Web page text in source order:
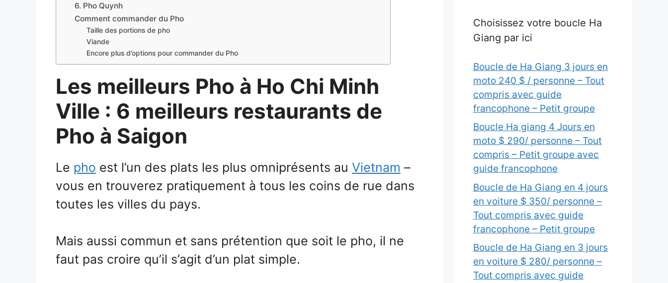
6. Pho Quynh
Comment commander du Pho
Taille des portions de pho
Viande
Encore plus d’options pour commander du Pho
Les meilleurs Pho à Ho Chi Minh
Ville : 6 meilleurs restaurants de
Pho à Saigon
Le pho est l’un des plats les plus omniprésents au Vietnam –
vous en trouverez pratiquement à tous les coins de rue dans
toutes les villes du pays.
Mais aussi commun et sans prétention que soit le pho, il ne
faut pas croire qu’il s’agit d’un plat simple.
Choisissez votre boucle Ha
Giang par ici
Boucle de Ha Giang 3 jours en
moto 240 $ / personne – Tout
compris avec guide
francophone – Petit groupe
Boucle Ha giang 4 Jours en
moto $ 290/ personne – Tout
compris – Petit groupe avec
guide francophone
Boucle de Ha Giang en 4 jours
en voiture $ 350/ personne –
Tout compris avec guide
francophone – Petit groupe
Boucle de Ha Giang en 3 jours
en voiture $ 280/ personne –
Tout compris avec guide